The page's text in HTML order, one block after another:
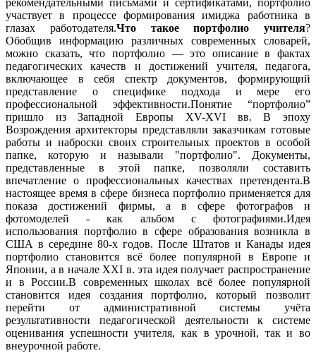
рекомендательными письмами и сертификатами, портфолио
участвует в процессе формирования имиджа работника в
глазах работодателя.Что такое портфолио учителя?
Обобщив информацию различных современных словарей,
можно сказать, что портфолио — это описание в фактах
педагогических качеств и достижений учителя, педагога,
включающее в себя спектр документов, формирующий
представление о специфике подхода и мере его
профессиональной эффективности.Понятие “портфолио”
пришло из Западной Европы ХV-XVI вв. В эпоху
Возрождения архитекторы представляли заказчикам готовые
работы и наброски своих строительных проектов в особой
папке, которую и называли "портфолио". Документы,
представленные в этой папке, позволяли составить
впечатление о профессиональных качествах претендента.В
настоящее время в сфере бизнеса портфолио применяется для
показа достижений фирмы, а в сфере фотографов и
фотомоделей - как альбом с фотографиями.Идея
использования портфолио в сфере образования возникла в
США в середине 80-х годов. После Штатов и Канады идея
портфолио становится всё более популярной в Европе и
Японии, а в начале ХХI в. эта идея получает распространение
и в России.В современных школах всё более популярной
становится идея создания портфолио, который позволит
перейти от административной системы учёта
результативности педагогической деятельности к системе
оценивания успешности учителя, как в урочной, так и во
внеурочной работе.